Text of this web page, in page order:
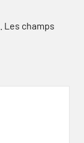
Les champs